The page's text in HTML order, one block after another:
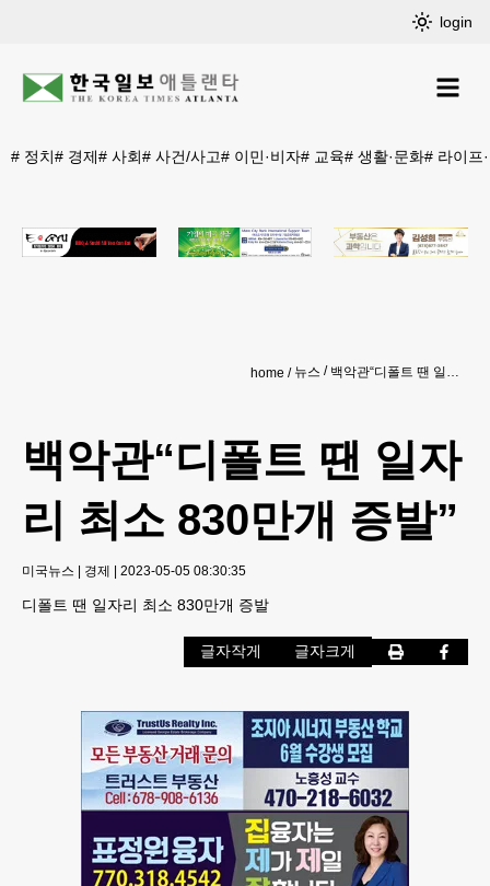
login
# 정치# 경제# 사회# 사건/사고# 이민·비자# 교육# 생활·문화# 라이프
home 뉴스 백악관“디폴트 땐 일자리 최소 830만개 증발”
백악관“디폴트 땐 일자
리 최소 830만개 증발”
미국뉴스 | 경제 | 2023-05-05 08:30:35
디폴트 땐 일자리 최소 830만개 증발
글자작게 글자크게